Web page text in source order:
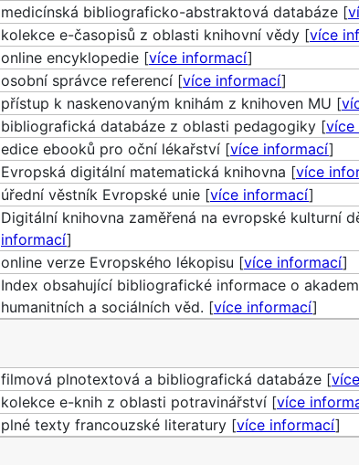
medicínská bibliograficko-abstraktová databáze [
kolekce e-časopisů z oblasti knihovní vědy [více
online encyklopedie [více informací]
osobní správce referencí [více informací]
přístup k naskenovaným knihám z knihoven MU [
bibliografická databáze z oblasti pedagogiky [více
edice ebooků pro oční lékařství [více informací]
Evropská digitální matematická knihovna [více
úřední věstník Evropské unie [více informací]
Digitální knihovna zaměřená na evropské kulturní
informací]
online verze Evropského lékopisu [více informací]
Index obsahující bibliografické informace o
humanitních a sociálních věd. [více informací]
filmová plnotextová a bibliografická databáze [
kolekce e-knih z oblasti potravinářství [více
plné texty francouzské literatury [více informací]